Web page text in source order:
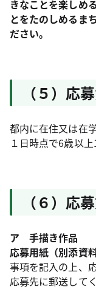
きなことを楽しめ
とをたのしめるま
ださい。
（５）応
都内に在住又は在
１日時点で6歳以上
（６）応
ア 手描き作品
応募用紙（別添資
事項を記入の上、
応募先に郵送して